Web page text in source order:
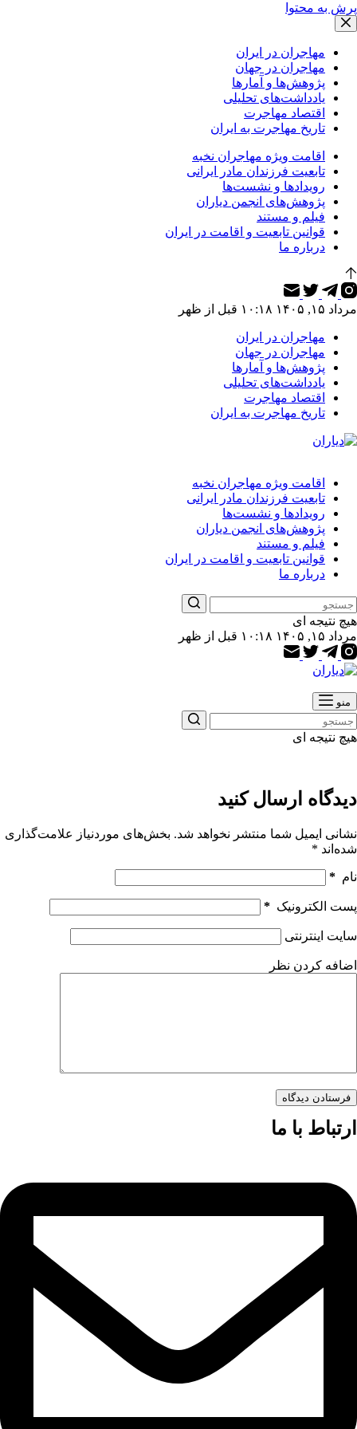
پرش به محتوا
مهاجران در ایران
مهاجران در جهان
پژوهش‌ها و آمارها
یادداشت‌های تحلیلی
اقتصاد مهاجرت
تاریخ مهاجرت به ایران
اقامت ویژه مهاجران نخبه
تابعیت فرزندان مادر ایرانی
رویدادها و نشست‌ها
پژوهش‌های انجمن دیاران
فیلم و مستند
قوانین تابعیت و اقامت در ایران
درباره ما
مرداد ۱۵, ۱۴۰۵ ۱۰:۱۸ قبل از ظهر
مهاجران در ایران
مهاجران در جهان
پژوهش‌ها و آمارها
یادداشت‌های تحلیلی
اقتصاد مهاجرت
تاریخ مهاجرت به ایران
اقامت ویژه مهاجران نخبه
تابعیت فرزندان مادر ایرانی
رویدادها و نشست‌ها
پژوهش‌های انجمن دیاران
فیلم و مستند
قوانین تابعیت و اقامت در ایران
درباره ما
هیچ نتیجه ای
مرداد ۱۵, ۱۴۰۵ ۱۰:۱۸ قبل از ظهر
منو
هیچ نتیجه ای
دیدگاه ارسال کنید
نشانی ایمیل شما منتشر نخواهد شد. بخش‌های موردنیاز علامت‌گذاری
شده‌اند *
نام *
پست الکترونیک *
سایت اینترنتی
اضافه کردن نظر
فرستادن دیدگاه
ارتباط با ما